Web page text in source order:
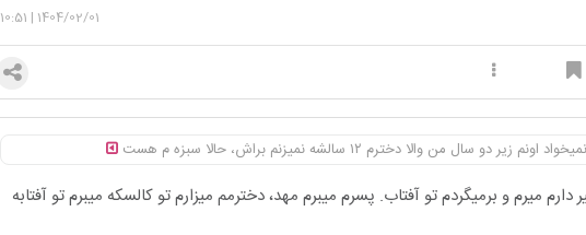
1404/02/01
|
10:51
دو سال من والا دخترم ۱۲ سالشه نمیزنم براش، حالا سبزه م هست
میرم و برمیگردم تو آفتاب. پسرم میبرم مهد، دخترمم میزارم تو کالسکه میبرم تو آفتابه